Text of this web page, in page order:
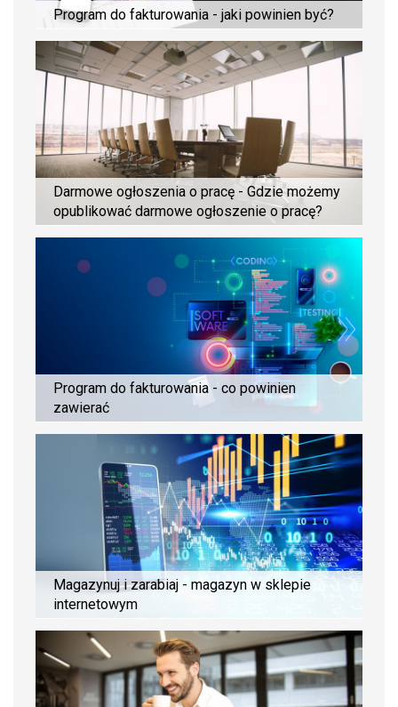
Program do fakturowania - jaki powinien być?
Darmowe ogłoszenia o pracę - Gdzie możemy
opublikować darmowe ogłoszenie o pracę?
Program do fakturowania - co powinien
zawierać
Magazynuj i zarabiaj - magazyn w sklepie
internetowym